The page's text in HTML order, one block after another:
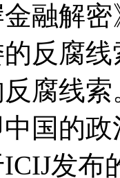
融解
反腐
腐线
国的
发布